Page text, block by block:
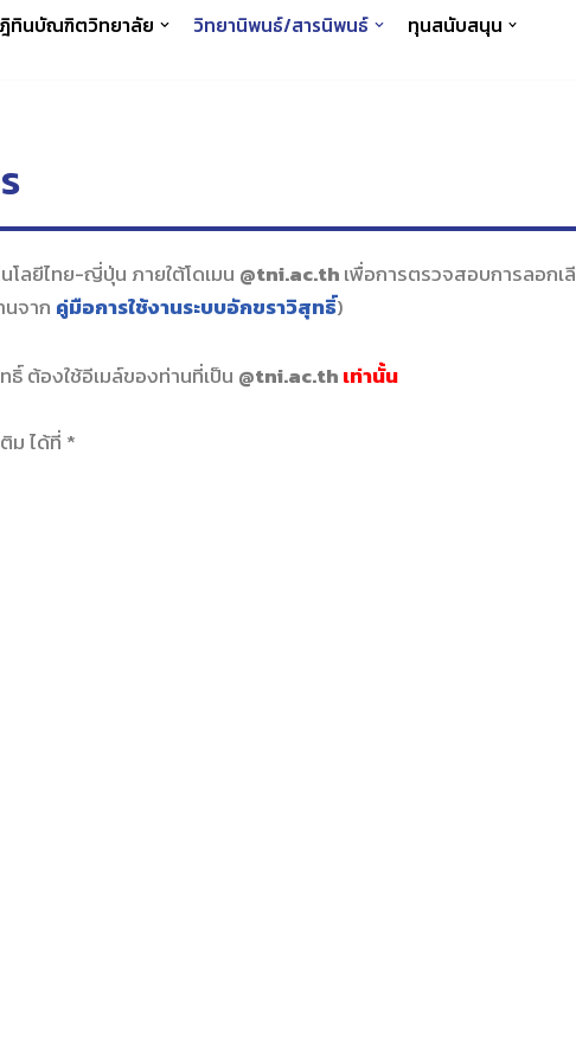
ทินบัณฑิตวิทยาลัย วิทยานิพนธ์/สารนิพนธ์
ทุนสนับสนุน
โลยีไทย-ญี่ปุ่น ภายใต้โดเมน @tni.ac.thเพื่อการตรวจสอบการลอกเลี
นจาก คู่มือการใช้งานระบบอักขราวิสุทธิ์)
ธิ์ ต้องใช้อีเมล์ของท่านที่เป็น @tni.ac.thเท่านั้น
ม ได้ที่ *